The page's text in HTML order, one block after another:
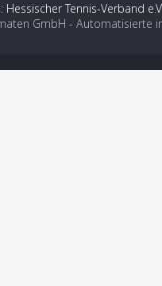
Tennis-Verband
GmbH - Automatisierte